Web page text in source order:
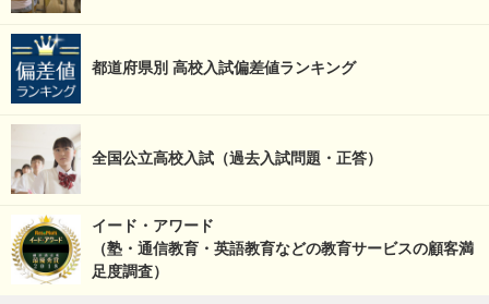
都道府県別 高校入試偏差値ランキング
全国公立高校入試（過去入試問題・正答）
イード・アワード
（塾・通信教育・英語教育などの教育サービスの顧客満
足度調査）